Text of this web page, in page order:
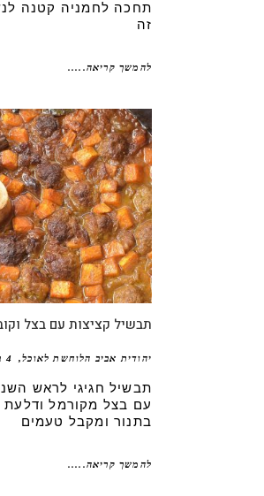
תחכה לחמניה קטנה
זה
להמשך קריאה.....
תבשיל קציצות עם בצל
יהודית אביב הלוחשת לאוכל 4 בספטמבר 2025
תבשיל חגיגי לראש
עם בצל מקורמל
בתנור ומקבל טעמים
להמשך קריאה.....